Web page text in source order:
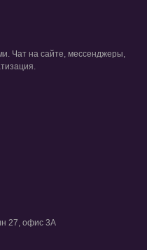
Чат на сайте, мессенджеры,
27, офис 3А